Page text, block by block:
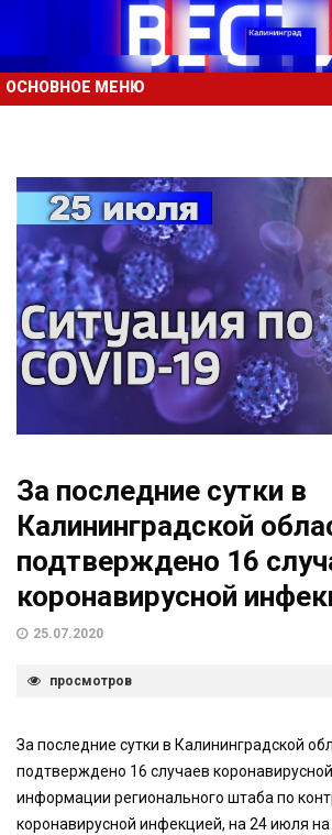
ОСНОВНОЕ МЕНЮ
За последние сутки в
Калининградской
подтверждено 16
коронавирусной
25.07.2020
просмотров
За последние сутки в Калининградской
подтверждено 16 случаев
информации регионального штаба по
коронавирусной инфекцией, на 24 июля на